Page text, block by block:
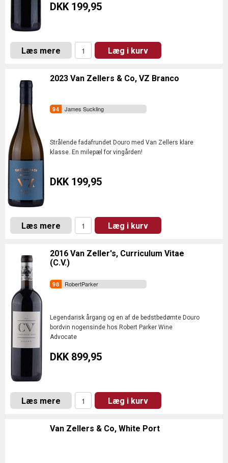
DKK 199,95
Læs mere Læg i kurv
2023 Van Zellers & Co, VZ Branco
James Suckling
Strålende fadafrundet Douro med Van Zellers klare
klasse. En milepæl for vingården!
DKK 199,95
Læs mere Læg i kurv
2016 Van Zeller's, Curriculum Vitae
(C.V.)
RobertParker
Legendarisk årgang og en af de bedstbedømte Douro
bordvin nogensinde hos Robert Parker Wine
Advocate
DKK 899,95
Læs mere Læg i kurv
Van Zellers & Co, White Port